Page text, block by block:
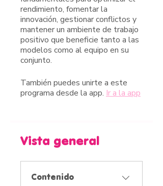
rendimiento, fomentar la
innovación, gestionar conflictos y
mantener un ambiente de trabajo
positivo que beneficie tanto a las
modelos como al equipo en su
conjunto.
También puedes unirte a este
programa desde la app. Ir a la app
Vista general
Contenido